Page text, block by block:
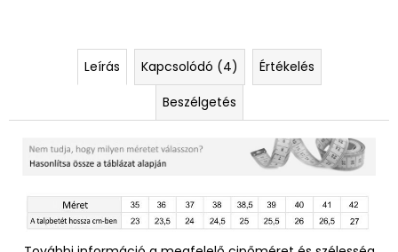
Leírás Kapcsolódó (4)
Értékelés
Beszélgetés